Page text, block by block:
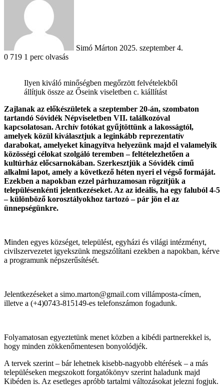
Simó Márton 2025. szeptember 4.
0 719 1 perc olvasás
Ilyen kiváló minőségben megőrzött felvételekből
állítjuk össze az Őseink viseletben c. kiállítást
Zajlanak az előkészületek a szeptember 20-án, szombaton
tartandó Sóvidék Népviseletben VII. találkozóval
kapcsolatosan. Archív fotókat gyűjtöttünk a lakosságtól,
amelyek közül kiválasztjuk a leginkább reprezentatív
darabokat, amelyeket kinagyítva helyezünk majd el valamelyik
közösségi célokat szolgáló teremben – feltételezhetően a
kultúrház előcsarnokában. Szerkesztjük a Sóvidék című
alkalmi lapot, amely a következő héten nyeri el végső formáját.
Ezekben a napokban ezzel párhuzamosan rögzítjük a
településenkénti jelentkezéseket. Az az ideális, ha egy faluból 4-5
– különböző korosztályokhoz tartozó – pár jön el az
ünnepségünkre.
Minden egyes községet, települést, egyházi és világi intézményt,
civilszervezetet igyekszünk megszólítani ezekben a napokban, kérve
a programunk népszerűsítését.
Jelentkezéseket a simo.marton@gmail.com villámposta-címen,
illetve a (+4)0743-815149-es telefonszámon fogadunk.
Folyamatosan egyeztetünk menet közben a kibédi partnerekkel is,
hogy minden zökkenőmentesen bonyolódjék.
A tervek szerint – bár lehetnek kisebb-nagyobb eltérések – a más
településeken megszokott forgatókönyv szerint haladunk majd
Kibéden is. Az esetleges apróbb tartalmi változásokat jelezni fogjuk.